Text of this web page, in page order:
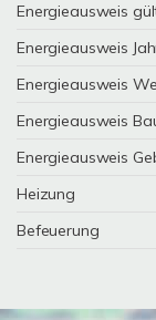
Energieausweis
Energieausweis
Energieausweis
Energieausweis
Energieausweis
Heizung
Befeuerung